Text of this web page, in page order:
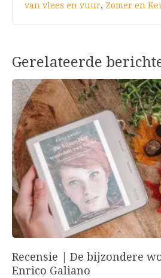
van vlees en vuur, Zomer en
Gerelateerde
Recensie | De bijzondere
Enrico Galiano